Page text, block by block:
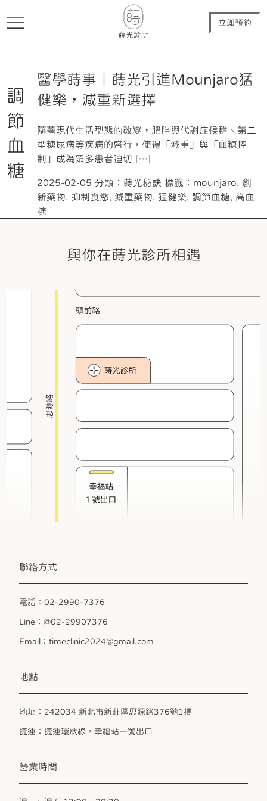
立即預約
調
節
血
糖
醫學蒔事｜蒔光引進Mounjaro猛
健樂，減重新選擇
隨著現代生活型態的改變，肥胖與代謝症候群、第二
型糖尿病等疾病的盛行，使得「減重」與「血糖控
制」成為眾多患者迫切 […]
2025-02-05 分類： 蒔光秘訣 標籤： mounjaro
創
新藥物
抑制食慾 減重藥物 猛健樂 調節血糖
高血
糖
與你在蒔光診所相遇
聯絡方式
電話：02-2990-7376
Line：@02-29907376
Email：timeclinic2024@gmail.com
地點
地址：242034 新北市新莊區思源路376號1樓
捷運：捷運環狀線，幸福站一號出口
營業時間